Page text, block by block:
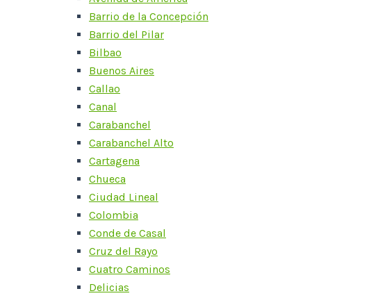
Barrio de la Concepción
Barrio del Pilar
Bilbao
Buenos Aires
Callao
Canal
Carabanchel
Carabanchel Alto
Cartagena
Chueca
Ciudad Lineal
Colombia
Conde de Casal
Cruz del Rayo
Cuatro Caminos
Delicias